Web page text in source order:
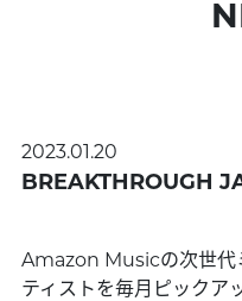
2023.01.20
BREAKTHROUGH
Amazon Musicの次世代
ティストを毎月ピックア